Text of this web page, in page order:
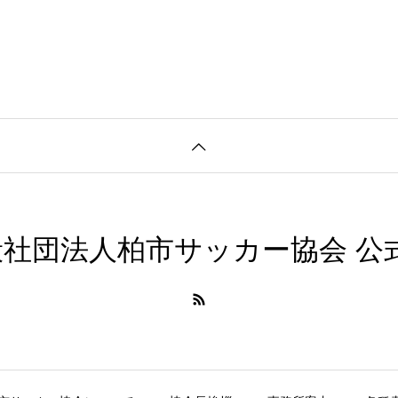
団法人柏市サッカー協会 公